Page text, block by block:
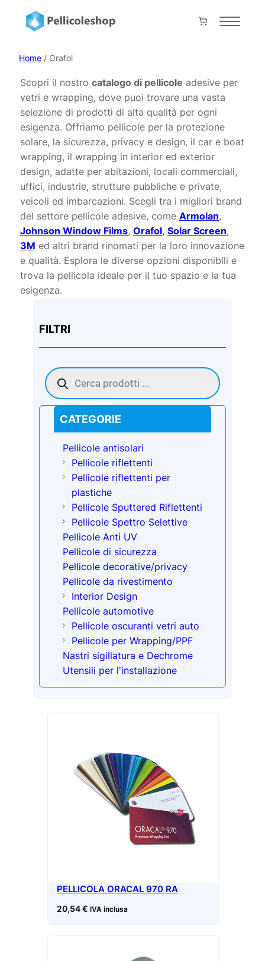
Home
About
Servizi
Shop
Progetti
Prodotti
Contatti
Collabora con noi
Il mio account
Carrello
Pagamento
Home / Orafol
Scopri il nostro catalogo di pellicole adesive per
vetri e wrapping, dove puoi trovare una vasta
selezione di prodotti di alta qualità per ogni
esigenza. Offriamo pellicole per la protezione
solare, la sicurezza, privacy e design, il car e boat
wrapping, il wrapping in interior ed exterior
design, adatte per abitazioni, locali commerciali,
uffici, industrie, strutture pubbliche e private,
veicoli ed imbarcazioni. Scegli tra i migliori brand
del settore pellicole adesive, come Armolan,
Johnson Window Films, Orafol, Solar Screen,
3M ed altri brand rinomati per la loro innovazione
e qualità. Esplora le diverse opzioni disponibili e
trova la pellicola ideale per il tuo spazio e la tua
esigenza.
FILTRI
Products
search
CATEGORIE
Pellicole antisolari
Pellicole riflettenti
Pellicole riflettenti per
plastiche
Pellicole Sputtered Riflettenti
Pellicole Spettro Selettive
Pellicole Anti UV
Pellicole di sicurezza
Pellicole decorative/privacy
Pellicole da rivestimento
Interior Design
Pellicole automotive
Pellicole oscuranti vetri auto
Pellicole per Wrapping/PPF
Nastri sigillatura e Dechrome
Utensili per l'installazione
PELLICOLA ORACAL 970 RA
20,54€ IVA inclusa